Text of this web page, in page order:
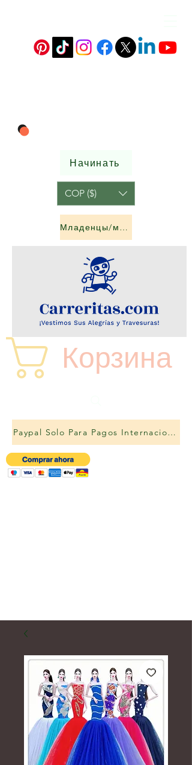
Младенцы/мальчики и девочки
Начинать
COP ($)
Корзина
Paypal Solo Para Pagos Internacionales